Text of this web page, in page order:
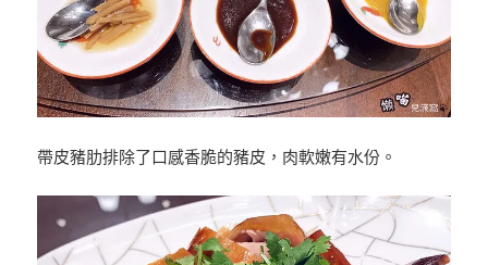
帶皮豬肋排除了口感香脆的豬皮，肉軟嫩有水份。